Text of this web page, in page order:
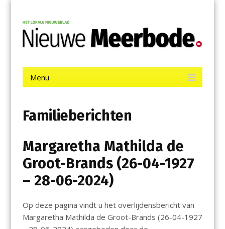
contentNieuwe Meerbode
Menu
Familieberichten
Margaretha Mathilda de
Groot-Brands (26-04-1927
– 28-06-2024)
Op deze pagina vindt u het overlijdensbericht van
Margaretha Mathilda de Groot-Brands (26-04-1927